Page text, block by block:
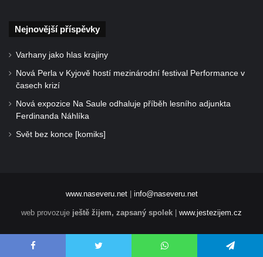
Nejnovější příspěvky
Varhany jako hlas krajiny
Nová Perla v Kyjově hostí mezinárodní festival Performance v
časech krizí
Nová expozice Na Saule odhaluje příběh lesního adjunkta
Ferdinanda Náhlíka
Svět bez konce [komiks]
www.naseveru.net| info@naseveru.net
web provozuje ještě žijem, zapsaný spolek | www.jestezijem.cz